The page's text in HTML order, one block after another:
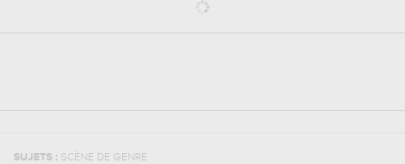
SUJETS : SCÈNE DE GENRE